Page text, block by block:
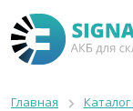
Главная